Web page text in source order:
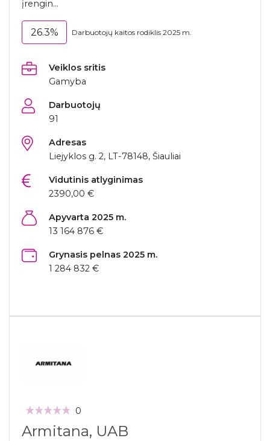
įrengin...
26.3% Darbuotojų kaitos rodiklis 2025 m.
Veiklos sritis
Gamyba
Darbuotojų
91
Adresas
Liejyklos g. 2, LT-78148, Šiauliai
Vidutinis atlyginimas
2390,00 €
Apyvarta 2025 m.
13 164 876 €
Grynasis pelnas 2025 m.
1 284 832 €
0
Armitana, UAB